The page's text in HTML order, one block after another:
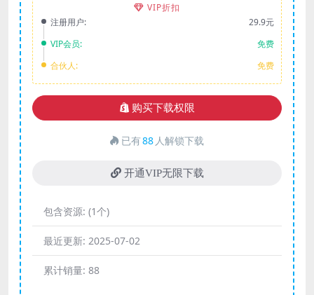
VIP折扣
注册用户:
29.9元
VIP会员:
免费
合伙人:
免费
购买下载权限
已有88 人解锁下载
开通VIP无限下载
包含资源: (1个)
最近更新: 2025-07-02
累计销量: 88